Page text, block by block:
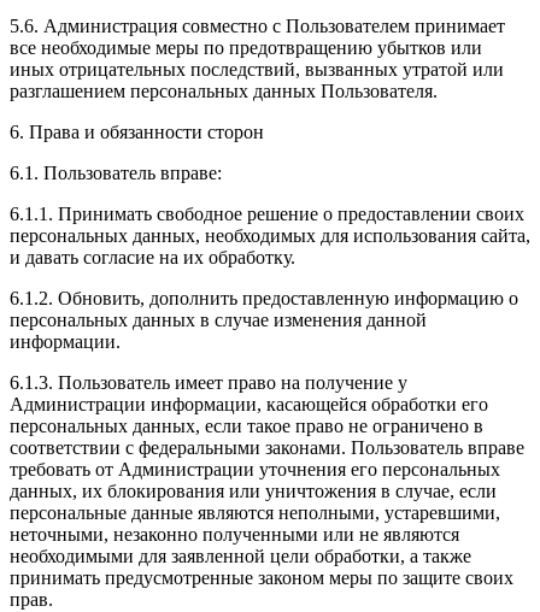
5.6. Администрация совместно с Пользователем принимает
все необходимые меры по предотвращению убытков или
иных отрицательных последствий, вызванных утратой или
разглашением персональных данных Пользователя.
6. Права и обязанности сторон
6.1. Пользователь вправе:
6.1.1. Принимать свободное решение о предоставлении своих
персональных данных, необходимых для использования сайта,
и давать согласие на их обработку.
6.1.2. Обновить, дополнить предоставленную информацию о
персональных данных в случае изменения данной
информации.
6.1.3. Пользователь имеет право на получение у
Администрации информации, касающейся обработки его
персональных данных, если такое право не ограничено в
соответствии с федеральными законами. Пользователь вправе
требовать от Администрации уточнения его персональных
данных, их блокирования или уничтожения в случае, если
персональные данные являются неполными, устаревшими,
неточными, незаконно полученными или не являются
необходимыми для заявленной цели обработки, а также
принимать предусмотренные законом меры по защите своих
прав.